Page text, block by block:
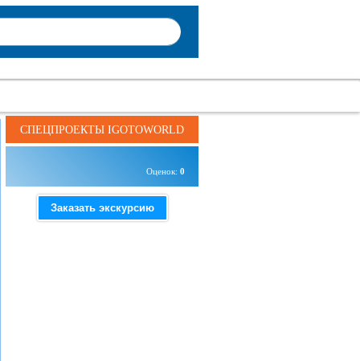
СПЕЦПРОЕКТЫ IGOTOWORLD
Оценок: 0
Заказать экскурсию